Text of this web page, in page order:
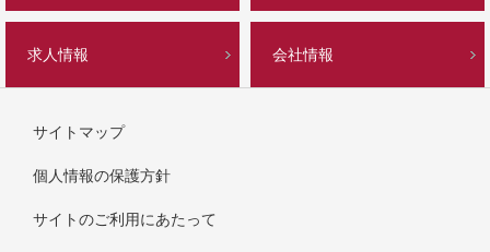
求人情報 会社情報
サイトマップ
個人情報の保護方針
サイトのご利用にあたって